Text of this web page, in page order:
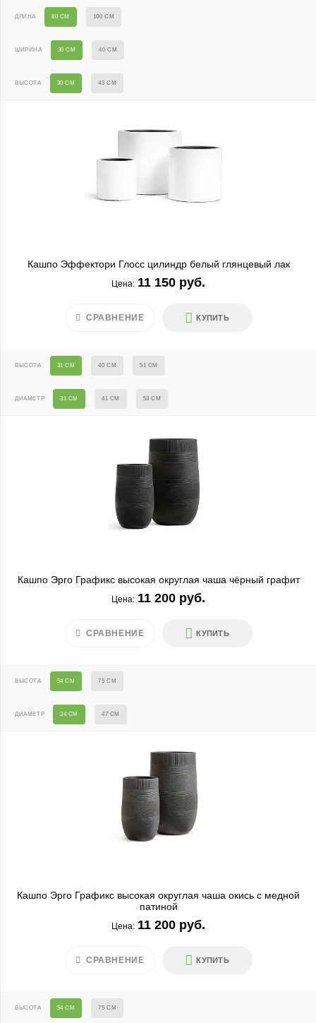
ДЛИНА 80 СМ 100 СМ
ШИРИНА 30 СМ 40 СМ
ВЫСОТА 30 СМ 43 СМ
Кашпо Эффектори Глосс цилиндр белый глянцевый лак
Цена: 11 150 руб.
КУПИТЬ
СРАВНЕНИЕ
ВЫСОТА 31 СМ 40 СМ 51 СМ
ДИАМЕТР 31 СМ 41 СМ 53 СМ
Кашпо Эрго Графикс высокая округлая чаша чёрный графит
Цена: 11 200 руб.
КУПИТЬ
СРАВНЕНИЕ
ВЫСОТА 54 СМ 75 СМ
ДИАМЕТР 34 СМ 47 СМ
Кашпо Эрго Графикс высокая округлая чаша окись с медной
патиной
Цена: 11 200 руб.
КУПИТЬ
СРАВНЕНИЕ
ВЫСОТА 54 СМ 75 СМ